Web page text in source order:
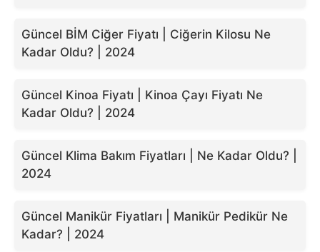
Güncel BİM Ciğer Fiyatı | Ciğerin Kilosu Ne
Kadar Oldu? | 2024
Güncel Kinoa Fiyatı | Kinoa Çayı Fiyatı Ne
Kadar Oldu? | 2024
Güncel Klima Bakım Fiyatları | Ne Kadar Oldu? |
2024
Güncel Manikür Fiyatları | Manikür Pedikür Ne
Kadar? | 2024